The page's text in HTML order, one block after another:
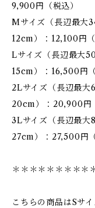
9,900円（税込）
Mサイズ（長辺最大
12cm）：12,100円
Lサイズ（長辺最大
15cm）：16,500円
2Lサイズ（長辺最
20cm）：20,900円
3Lサイズ（長辺最
27cm）：27,500円
＊＊＊＊＊＊＊＊＊
こちらの商品はSサイ